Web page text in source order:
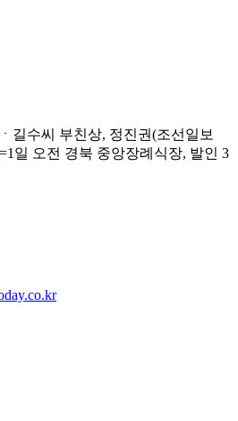
길수씨 부친상, 정진권(조선일보
일 오전 경북 중앙장례식장, 발인 3